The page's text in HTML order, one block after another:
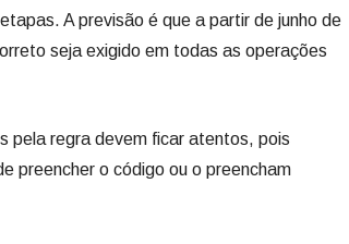
A previsão é que a partir de junho de
seja exigido em todas as operações
pela regra devem ficar atentos, pois
preencher o código ou o preencham